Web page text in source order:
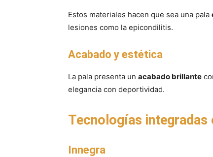
Estos materiales hacen que sea una pala
lesiones como la epicondilitis.
Acabado y estética
La pala presenta un acabado brillante
elegancia con deportividad.
Tecnologías integradas
Innegra